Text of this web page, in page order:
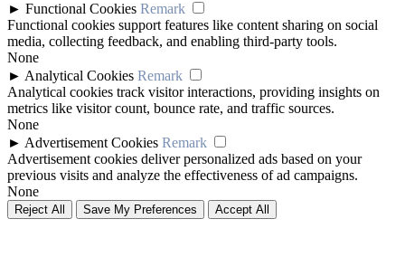
► Functional Cookies Remark
Functional cookies support features like content sharing on social
media, collecting feedback, and enabling third-party tools.
None
► Analytical Cookies Remark
Analytical cookies track visitor interactions, providing insights on
metrics like visitor count, bounce rate, and traffic sources.
None
► Advertisement Cookies Remark
Advertisement cookies deliver personalized ads based on your
previous visits and analyze the effectiveness of ad campaigns.
None
Reject All Save My Preferences Accept All